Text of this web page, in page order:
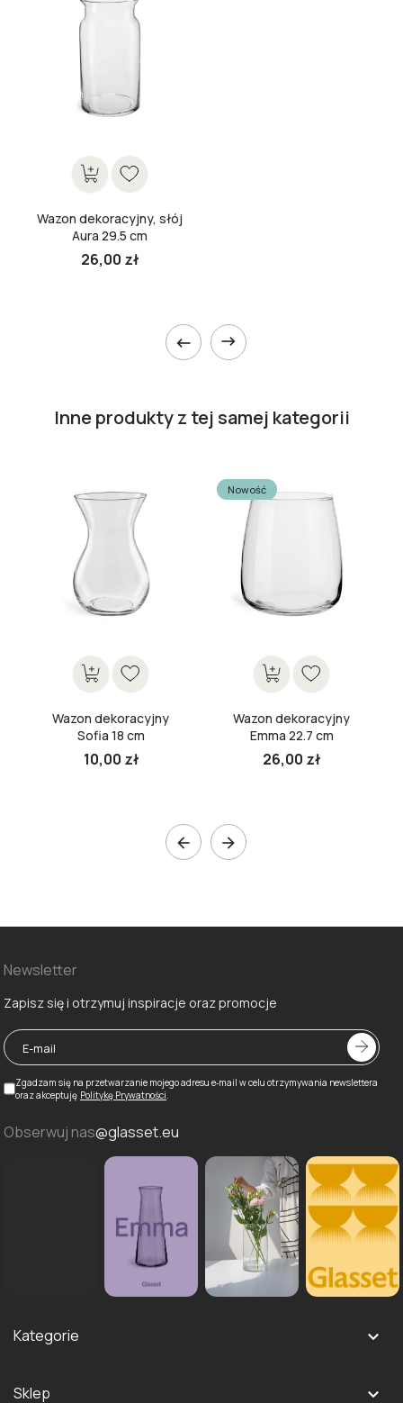
Wazon dekoracyjny, słój
Aura 29.5 cm
26,00 zł
 
Inne produkty z tej samej kategorii
Wazon dekoracyjny
Sofia 18 cm
10,00 zł
Nowość
Wazon dekoracyjny
Emma 22.7 cm
26,00 zł
 
Newsletter
Zapisz się i otrzymuj inspiracje oraz promocje
Zgadzam się na przetwarzanie mojego adresu e‑mail w celu otrzymywania newslettera
oraz akceptuję Politykę Prywatności
Obserwuj nas@glasset.eu
Kategorie 
Sklep 